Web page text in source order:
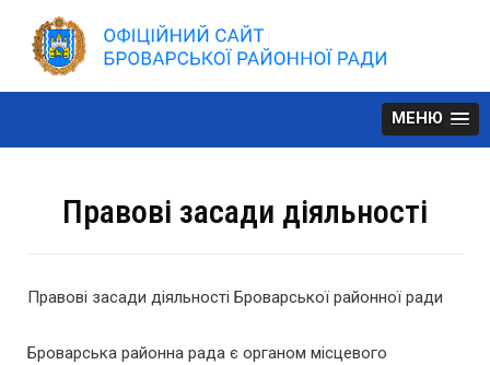
to
content
МЕНЮ
Правові засади діяльності
Правові засади діяльності Броварської районної ради
Броварська районна рада є органом місцевого